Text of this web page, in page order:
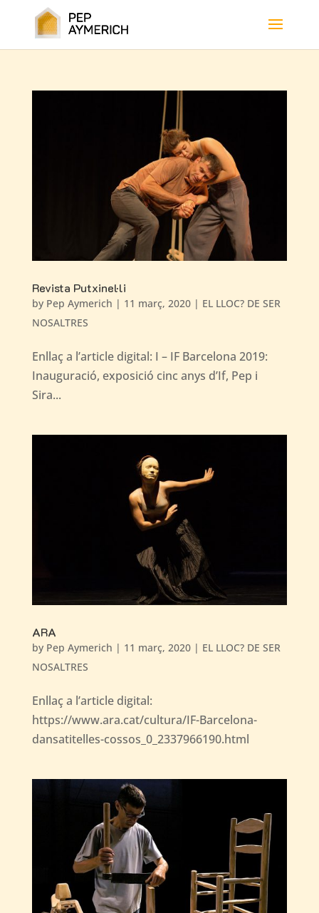
Revista Putxinel·li
by Pep Aymerich | 11 març, 2020| EL LLOC? DE SER
NOSALTRES
Enllaç a l’article digital: I – IF Barcelona 2019:
Inauguració, exposició cinc anys d’If, Pep i
Sira...
ARA
by Pep Aymerich | 11 març, 2020| EL LLOC? DE SER
NOSALTRES
Enllaç a l’article digital:
https://www.ara.cat/cultura/IF-Barcelona-
dansatitelles-cossos_0_2337966190.html